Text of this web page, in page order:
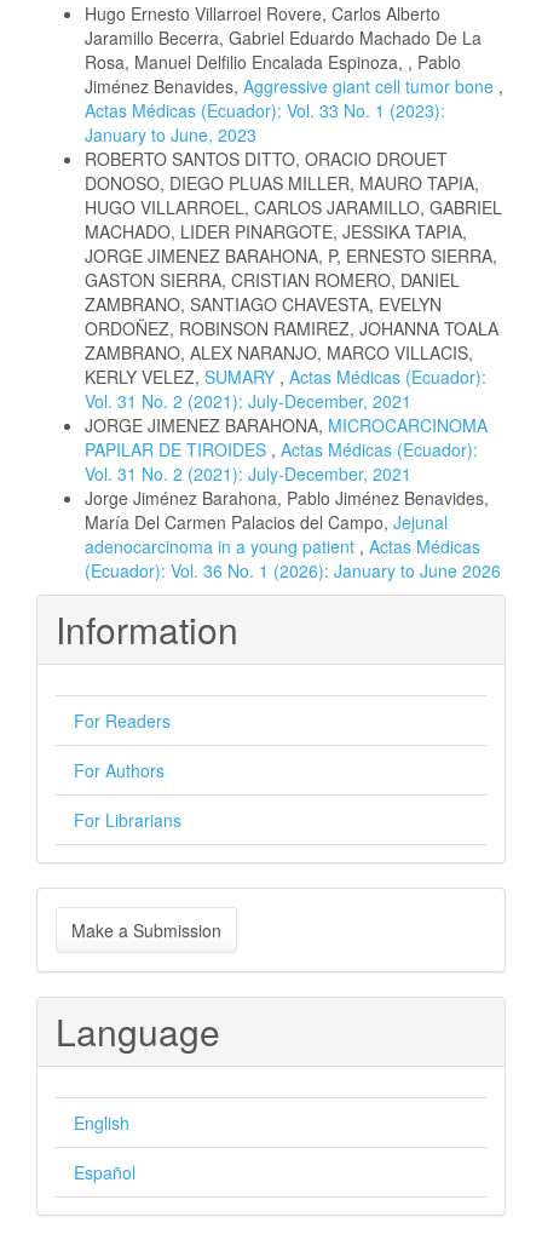
Hugo Ernesto Villarroel Rovere, Carlos Alberto
Jaramillo Becerra, Gabriel Eduardo Machado De La
Rosa, Manuel Delfilio Encalada Espinoza, , Pablo
Jiménez Benavides, Aggressive giant cell tumor bone ,
Actas Médicas (Ecuador): Vol. 33 No. 1 (2023):
January to June, 2023
ROBERTO SANTOS DITTO, ORACIO DROUET
DONOSO, DIEGO PLUAS MILLER, MAURO TAPIA,
HUGO VILLARROEL, CARLOS JARAMILLO, GABRIEL
MACHADO, LIDER PINARGOTE, JESSIKA TAPIA,
JORGE JIMENEZ BARAHONA, P, ERNESTO SIERRA,
GASTON SIERRA, CRISTIAN ROMERO, DANIEL
ZAMBRANO, SANTIAGO CHAVESTA, EVELYN
ORDOÑEZ, ROBINSON RAMIREZ, JOHANNA TOALA
ZAMBRANO, ALEX NARANJO, MARCO VILLACIS,
KERLY VELEZ, SUMARY , Actas Médicas (Ecuador):
Vol. 31 No. 2 (2021): July-December, 2021
JORGE JIMENEZ BARAHONA, MICROCARCINOMA
PAPILAR DE TIROIDES , Actas Médicas (Ecuador):
Vol. 31 No. 2 (2021): July-December, 2021
Jorge Jiménez Barahona, Pablo Jiménez Benavides,
María Del Carmen Palacios del Campo, Jejunal
adenocarcinoma in a young patient , Actas Médicas
(Ecuador): Vol. 36 No. 1 (2026): January to June 2026
Information
For Readers
For Authors
For Librarians
Make
a
Submission
Make a Submission
Language
English
Español